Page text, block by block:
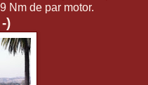
Nm de par motor.
)